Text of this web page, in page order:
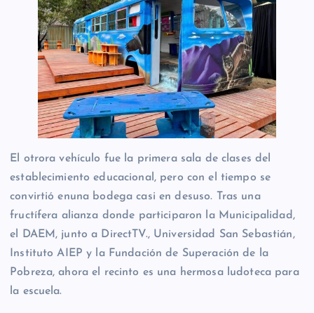
El otrora vehículo fue la primera sala de clases del
establecimiento educacional, pero con el tiempo se
convirtió enuna bodega casi en desuso. Tras una
fructífera alianza donde participaron la Municipalidad,
el DAEM, junto a DirectTV., Universidad San Sebastián,
Instituto AIEP y la Fundación de Superación de la
Pobreza, ahorael recinto es una hermosa ludoteca para
la escuela.